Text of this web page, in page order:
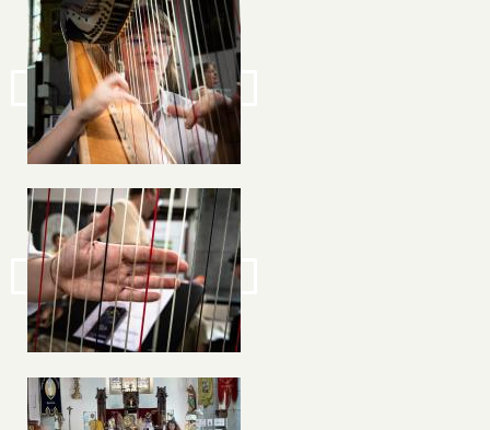
Image
Image
Image